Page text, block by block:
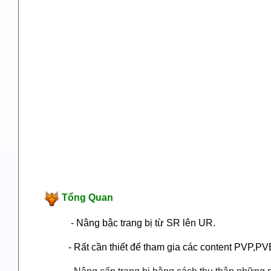
Tổng Quan
- Nâng bậc trang bị từ SR lên UR.
- Rất cần thiết để tham gia các content